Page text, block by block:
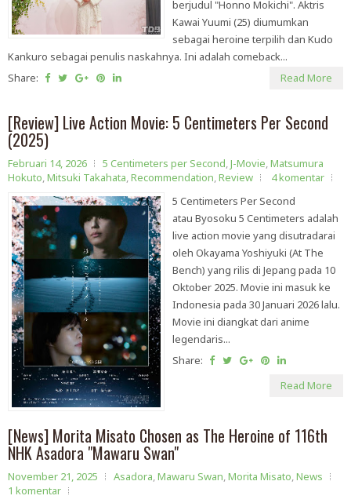
berjudul "Honno Mokichi". Aktris
Kawai Yuumi (25) diumumkan
sebagai heroine terpilih dan Kudo
Kankuro sebagai penulis naskahnya. Ini adalah comeback...
Share:
Read More
[Review] Live Action Movie: 5 Centimeters Per Second
(2025)
Februari 14, 2026 5 Centimeters per Second,J-Movie,Matsumura
Hokuto,Mitsuki Takahata,Recommendation,Review
4 komentar
5 Centimeters Per Second
atau Byosoku 5 Centimeters adalah
live action movie yang disutradarai
oleh Okayama Yoshiyuki (At The
Bench) yang rilis di Jepang pada 10
Oktober 2025. Movie ini masuk ke
Indonesia pada 30 Januari 2026 lalu.
Movie ini diangkat dari anime
legendaris...
Share:
Read More
[News] Morita Misato Chosen as The Heroine of 116th
NHK Asadora "Mawaru Swan"
November 21, 2025 Asadora,Mawaru Swan,Morita Misato,News
1 komentar